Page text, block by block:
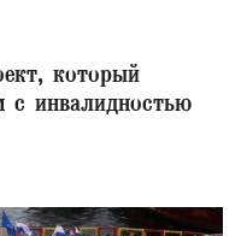
который
инвалидностью